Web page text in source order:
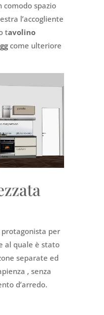
spazio
l’accogliente
tavolino
come ulteriore
per
al quale è stato
separate ed
, senza
d’arredo.